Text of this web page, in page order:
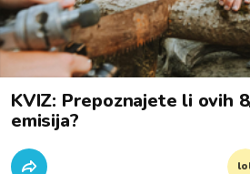
KVIZ: Prepoznajete li ovih
emisija?